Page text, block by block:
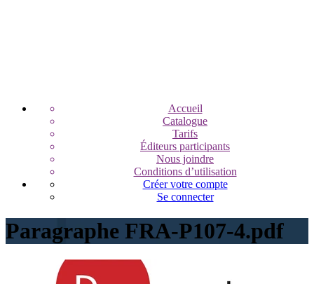
Accueil
Catalogue
Tarifs
Éditeurs participants
Nous joindre
Conditions d’utilisation
Créer votre compte
Se connecter
Paragraphe FRA-P107-4.pdf